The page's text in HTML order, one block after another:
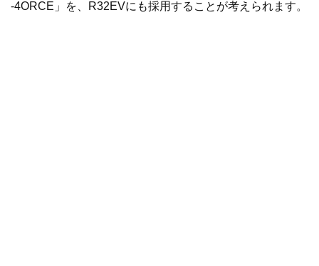
-4ORCE」を、R32EVにも採用することが考えられます。